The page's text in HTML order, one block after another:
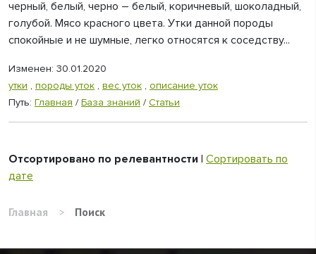
черный, белый, черно – белый, коричневый, шоколадный,
голубой. Мясо красного цвета. Утки данной породы
спокойные и не шумные, легко относятся к соседству...
Изменен: 30.01.2020
утки , породы уток , вес уток , описание уток
Путь: Главная / База знаний / Статьи
Отсортировано по релевантности | Сортировать по
дате
Главная > Поиск